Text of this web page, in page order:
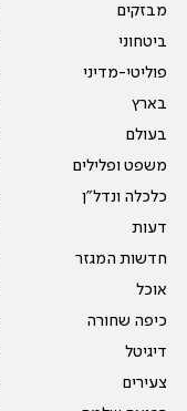
מבזקים
ביטחוני
פוליטי-מדיני
בארץ
בעולם
משפט ופלילים
כלכלה ונדל"ן
דעות
חדשות המגזר
אוכל
כיפה שחורה
דיגיטל
צעירים